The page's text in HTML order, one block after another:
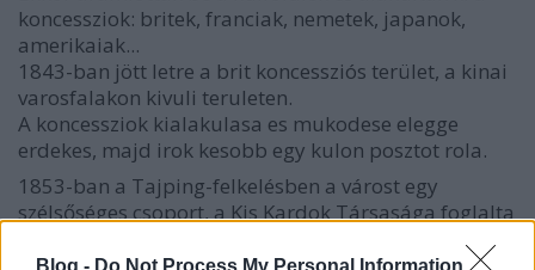
Blog - Do Not Process My Personal Information
koncessziok: britek, franciak, nemetek, japanok,
amerikaiak...
1843-ban jött letre a brit koncessziós terület, a kinai
varosfalakon kivuli teruleten.
A koncessziok kialakulasa es mukodese elegge
erdekes, majd irok kesobb egy kulon posztot rola.
1853-ban a Tajping-felkelésben a várost egy
szélsőséges csoport, a Kis Kardok Társasága foglalta
el. A harcokban a külföldi telepek nem sérültek meg,